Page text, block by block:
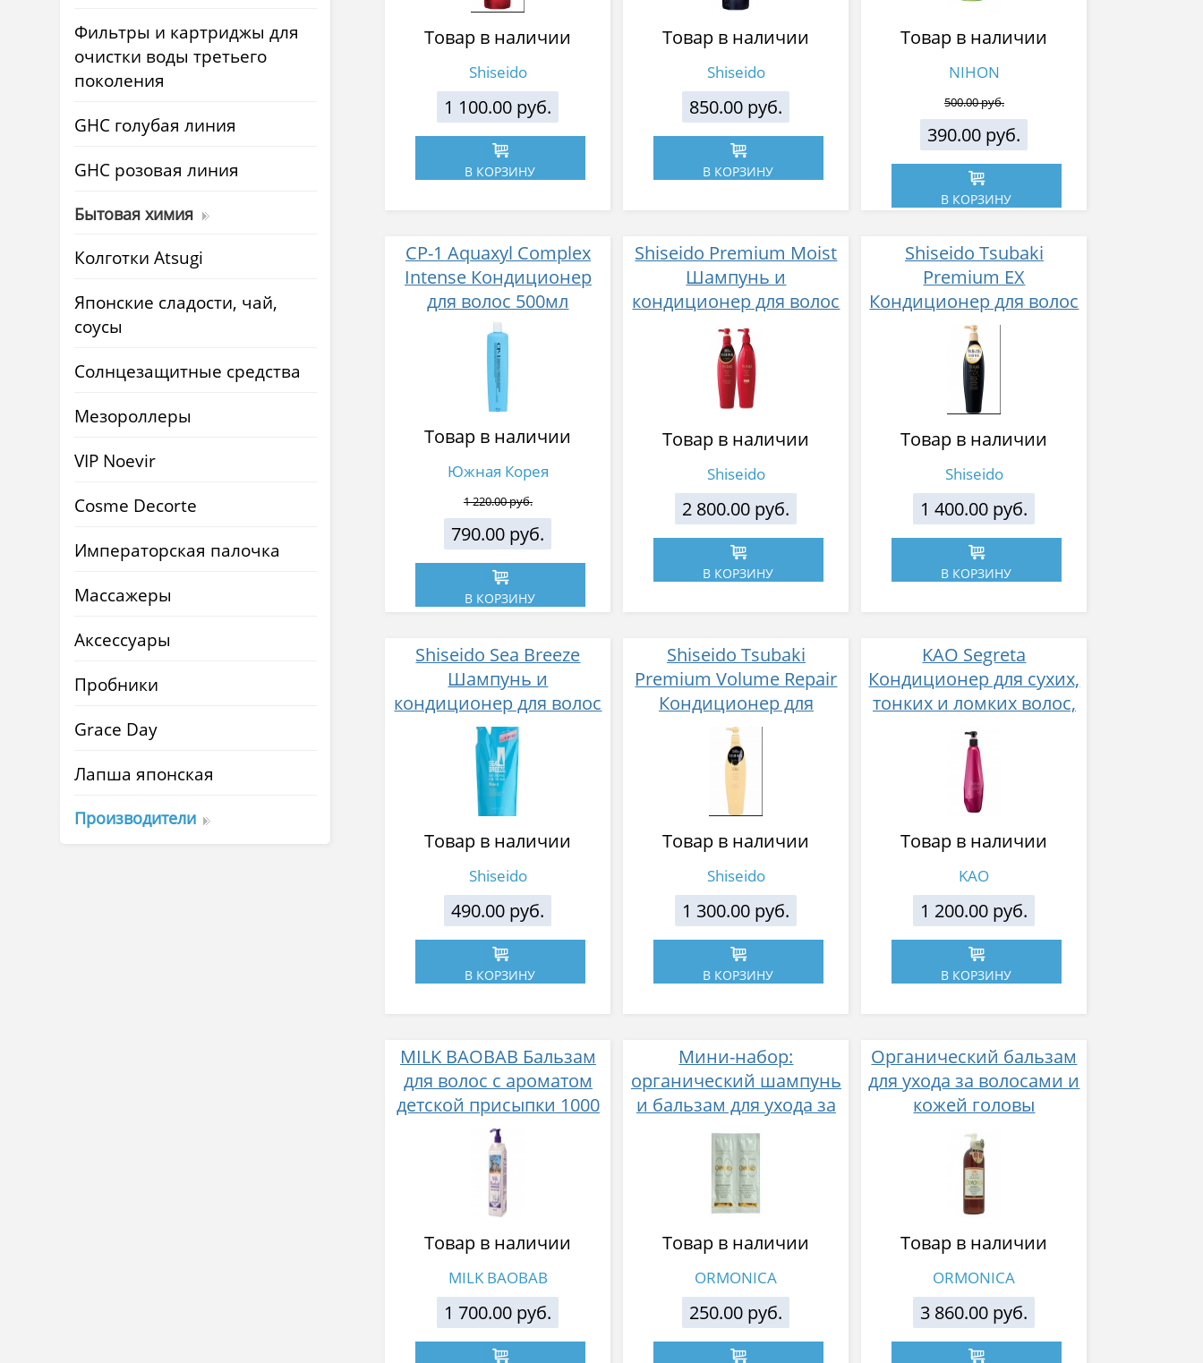
Фильтры и картриджы для
очистки воды третьего
поколения
GHC голубая линия
GHC розовая линия
Бытовая химия
Колготки Atsugi
Японские сладости, чай,
соусы
Солнцезащитные средства
Мезороллеры
VIP Noevir
Cosme Decorte
Императорская палочка
Массажеры
Аксессуары
Пробники
Grace Day
Лапша японская
Производители
Товар в наличии
Shiseido
1 100.00 руб.
В КОРЗИНУ
Товар в наличии
Shiseido
850.00 руб.
В КОРЗИНУ
Товар в наличии
NIHON
500.00 руб.
390.00 руб.
В КОРЗИНУ
CP-1 Aquaxyl Complex
Intense Кондиционер
для волос 500мл
Товар в наличии
Южная Корея
1 220.00 руб.
790.00 руб.
В КОРЗИНУ
Shiseido Premium Moist
Шампунь и
кондиционер для волос
450 мл 2 шт
Товар в наличии
Shiseido
2 800.00 руб.
В КОРЗИНУ
Shiseido Tsubaki
Premium EX
Кондиционер для волос
Интенсивное
восстановление с
маслом камелии 450 мл
Товар в наличии
Shiseido
1 400.00 руб.
В КОРЗИНУ
Shiseido Sea Breeze
Шампунь и
кондиционер для волос
(2 в 1) от перхоти с
ментолом для жирной
кожи головы и всех
типов волос, мягкая
упаковка, 400 мл.
Товар в наличии
Shiseido
490.00 руб.
В КОРЗИНУ
Shiseido Tsubaki
Premium Volume Repair
Кондиционер для
восстановления и
придания объема
волосам, с маслом
камелии, цветочно-
фруктовый аромат, 450
мл
Товар в наличии
Shiseido
1 300.00 руб.
В КОРЗИНУ
KAO Segreta
Кондиционер для сухих,
тонких и ломких волос,
Объём и увлажнение,
430 мл
Товар в наличии
KAO
1 200.00 руб.
В КОРЗИНУ
MILK BAOBAB Бальзам
для волос с ароматом
детской присыпки 1000
мл
Товар в наличии
MILK BAOBAB
1 700.00 руб.
Мини-набор:
органический шампунь
и бальзам для ухода за
волосами и кожей
головы ORMONICA
TRIAL SET, 2х10мл
Товар в наличии
ORMONICA
250.00 руб.
Органический бальзам
для ухода за волосами и
кожей головы
ORMONICA ORGANIC
SCALP CARE COMPLETE,
550 мл
Товар в наличии
ORMONICA
3 860.00 руб.